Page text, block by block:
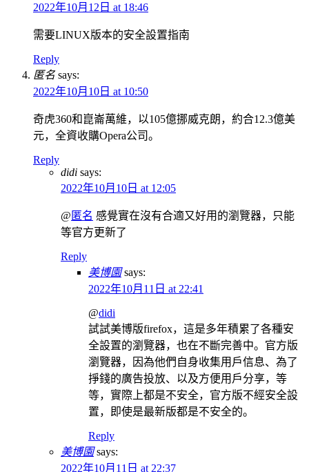
2022年10月12日 at 18:46
需要LINUX版本的安全設置指南
Reply
匿名 says:
2022年10月10日 at 10:50
奇虎360和崑崙萬維，以105億挪威克朗，約合12.3億美
元，全資收購Opera公司。
Reply
didi says:
2022年10月10日 at 12:05
@ 匿名 感覺實在沒有合適又好用的瀏覽器，只能
等官方更新了
Reply
美博園 says:
2022年10月11日 at 22:41
@didi
試試美博版firefox，這是多年積累了各種安
全設置的瀏覽器，也在不斷完善中。官方版
瀏覽器，因為他們自身收集用戶信息、為了
掙錢的廣告投放、以及方便用戶分享，等
等，實際上都是不安全，官方版不經安全設
置，即使是最新版都是不安全的。
Reply
美博園 says:
2022年10月11日 at 22:37